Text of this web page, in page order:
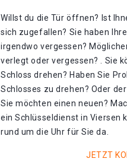
Willst du die Tür öffnen? Ist
sich zugefallen? Sie haben
irgendwo vergessen?
verlegt oder vergessen? . Sie
Schloss drehen? Haben Sie
Schlosses zu drehen? Oder
Sie möchten einen neuen?
ein Schlüsseldienst in Viersen
rund um die Uhr für Sie da.
JETZT